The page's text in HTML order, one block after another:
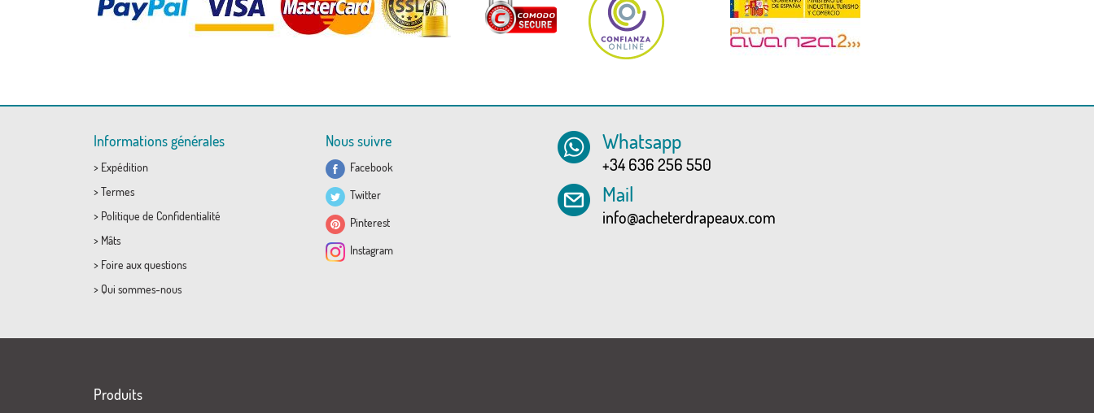
Informations générales
> Expédition
> Termes
> Politique de Confidentialité
> Mâts
> Foire aux questions
> Qui sommes-nous
Nous suivre
Facebook
Twitter
Pinterest
Instagram
Whatsapp
+34 636 256 550
Mail
info@acheterdrapeaux.com
Produits